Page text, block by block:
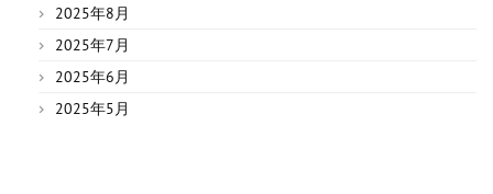
2025年8月
2025年7月
2025年6月
2025年5月